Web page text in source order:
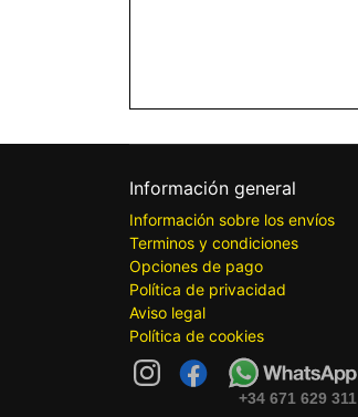
Información general
Información sobre los envíos
Terminos y condiciones
Opciones de pago
Política de privacidad
Aviso legal
Política de cookies
+34 671 629 311